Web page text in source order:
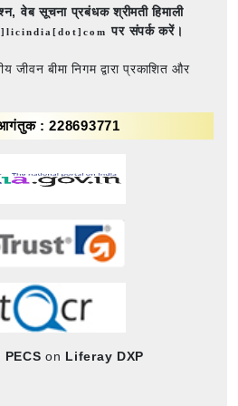
वेब सूचना प्रबंधक श्रीमती हिमाली
पर संपर्क करें।
जीवन बीमा निगम द्वारा प्रकाशित और
: 228693771
PECS on Liferay DXP